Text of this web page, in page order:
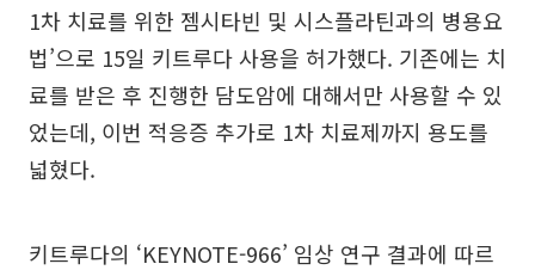
1차 치료를 위한 젬시타빈 및 시스플라틴과의 병용요
법’으로 15일 키트루다 사용을 허가했다. 기존에는 치
료를 받은 후 진행한 담도암에 대해서만 사용할 수 있
었는데, 이번 적응증 추가로 1차 치료제까지 용도를
넓혔다.
키트루다의 ‘KEYNOTE-966’ 임상 연구 결과에 따르